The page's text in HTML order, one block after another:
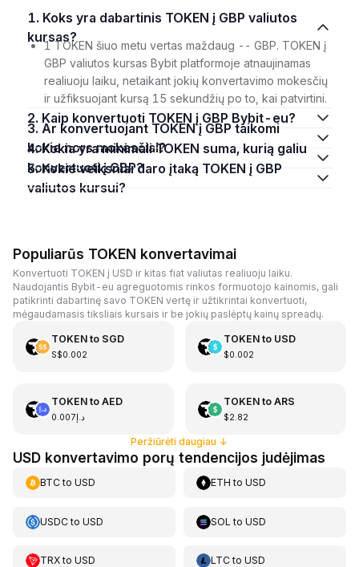
1. Koks yra dabartinis TOKEN į GBP valiutos
kursas?
1 TOKEN šiuo metu vertas maždaug -- GBP. TOKEN į
GBP valiutos kursas Bybit platformoje atnaujinamas
realiuoju laiku, netaikant jokių konvertavimo mokesčių
ir užfiksuojant kursą 15 sekundžių po to, kai patvirtini.
2. Kaip konvertuoti TOKEN į GBP Bybit-eu?
3. Ar konvertuojant TOKEN į GBP taikomi
kokie nors mokesčiai?
4. Kokia yra minimali TOKEN suma, kurią galiu
konvertuoti į GBP?
5. Kokie veiksniai daro įtaką TOKEN į GBP
valiutos kursui?
Populiarūs TOKEN konvertavimai
Konvertuoti TOKEN į USD ir kitas fiat valiutas realiuoju laiku.
Naudojantis Bybit-eu agreguotomis rinkos formuotojo kainomis, gali
patikrinti dabartinę savo TOKEN vertę ir užtikrintai konvertuoti,
mėgaudamasis tiksliais kursais ir be jokių paslėptų kainų spreadų.
TOKENto SGD
S$0.002
TOKENto USD
$0.002
TOKENto AED
د.إ0.007
TOKENto ARS
$2.82
Peržiūrėti daugiau ↓
USD konvertavimo porų tendencijos judėjimas
BTCto USD ETH toUSD
USDCto USD SOL toUSD
TRXto USD LTCtoUSD